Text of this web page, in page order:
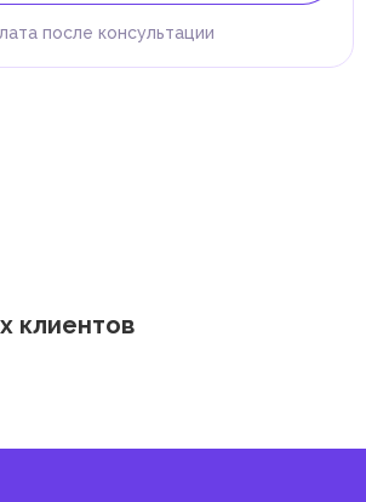
после консультации
клиентов